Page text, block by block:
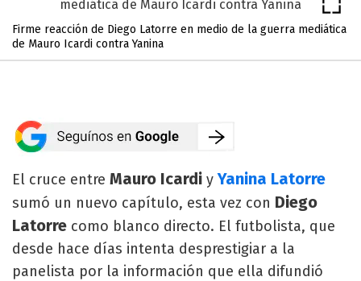
Firme reacción de Diego Latorre en medio de la guerra mediática
de Mauro Icardi contra Yanina
El cruce entre Mauro Icardi y Yanina Latorre
sumó un nuevo capítulo, esta vez con Diego
Latorre como blanco directo. El futbolista, que
desde hace días intenta desprestigiar a la
panelista por la información que ella difundió